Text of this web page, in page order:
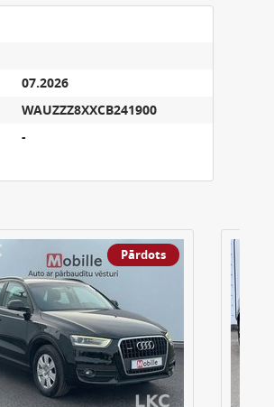
07.2026
WAUZZZ8XXCB241900
-
Pārdots